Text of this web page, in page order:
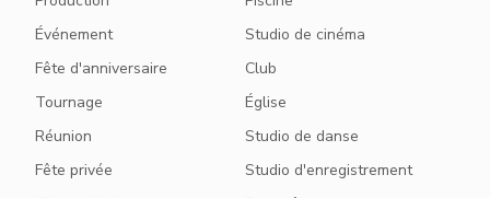
Événement
Fête d'anniversaire
Tournage
Réunion
Fête privée
Studio de cinéma
Club
Église
Studio de danse
Studio d'enregistrement